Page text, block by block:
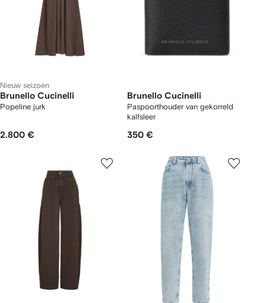
Nieuw seizoen
Brunello Cucinelli
Popeline jurk
2.800 €
Brunello Cucinelli
Paspoorthouder van gekorreld
kalfsleer
350 €